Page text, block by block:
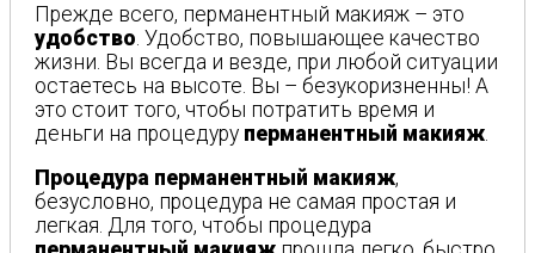
Прежде всего, перманентный макияж – это
удобство . Удобство, повышающее качество
жизни. Вы всегда и везде, при любой ситуации
остаетесь на высоте. Вы – безукоризненны! А
это стоит того, чтобы потратить время и
деньги на процедуру перманентный макияж
Процедура перманентный макияж,
безусловно, процедура не самая простая и
легкая. Для того, чтобы процедура